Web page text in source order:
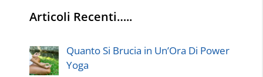
Articoli Recenti…..
Quanto Si Brucia in Un’Ora Di Power
Yoga